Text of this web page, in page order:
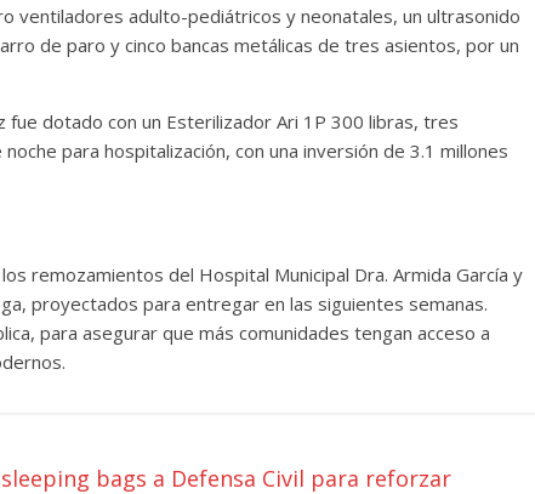
ventiladores adulto-pediátricos y neonatales, un ultrasonido
de paro y cinco bancas metálicas de tres asientos, por un
fue dotado con un Esterilizador Ari 1P 300 libras, tres
para hospitalización, con una inversión de 3.1 millones
remozamientos del Hospital Municipal Dra. Armida García y
proyectados para entregar en las siguientes semanas.
para asegurar que más comunidades tengan acceso a
bags a Defensa Civil para reforzar